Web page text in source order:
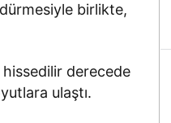
birlikte,
derecede
ulaştı.